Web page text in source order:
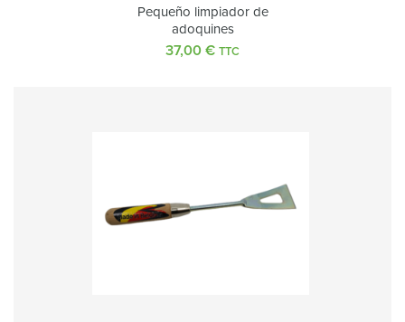
Pequeño limpiador de
adoquines
37,00 € TTC